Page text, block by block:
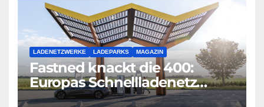
LADENETZWERKE LADEPARKS MAGAZIN
Fastned knackt die 400:
Europas Schnellladenetz
wächst rasant weiter